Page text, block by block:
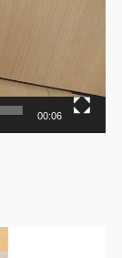
00:06